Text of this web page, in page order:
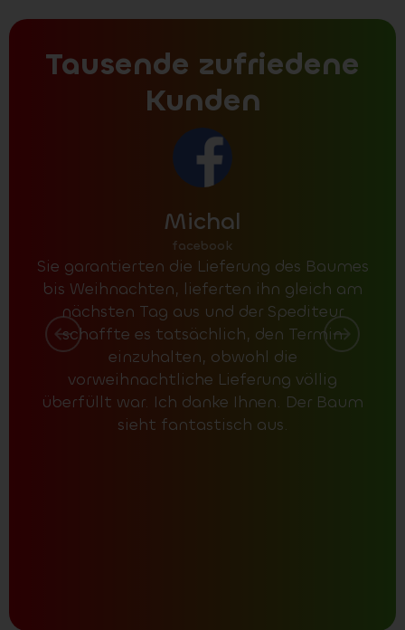
Tausende zufriedene
Kunden
Michal
facebook
Sie garantierten die Lieferung des Baumes
bis Weihnachten, lieferten ihn gleich am
nächsten Tag aus und der Spediteur
schaffte es tatsächlich, den Termin
einzuhalten, obwohl die
vorweihnachtliche Lieferung völlig
überfüllt war. Ich danke Ihnen. Der Baum
sieht fantastisch aus.